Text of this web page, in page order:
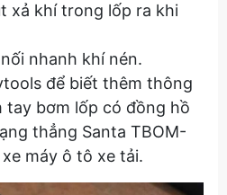
xả khí trong lốp ra khi
nhanh khí nén.
để biết thêm thông
tay bơm lốp có đồng hồ
thẳng Santa TBOM-
máy ô tô xe tải.